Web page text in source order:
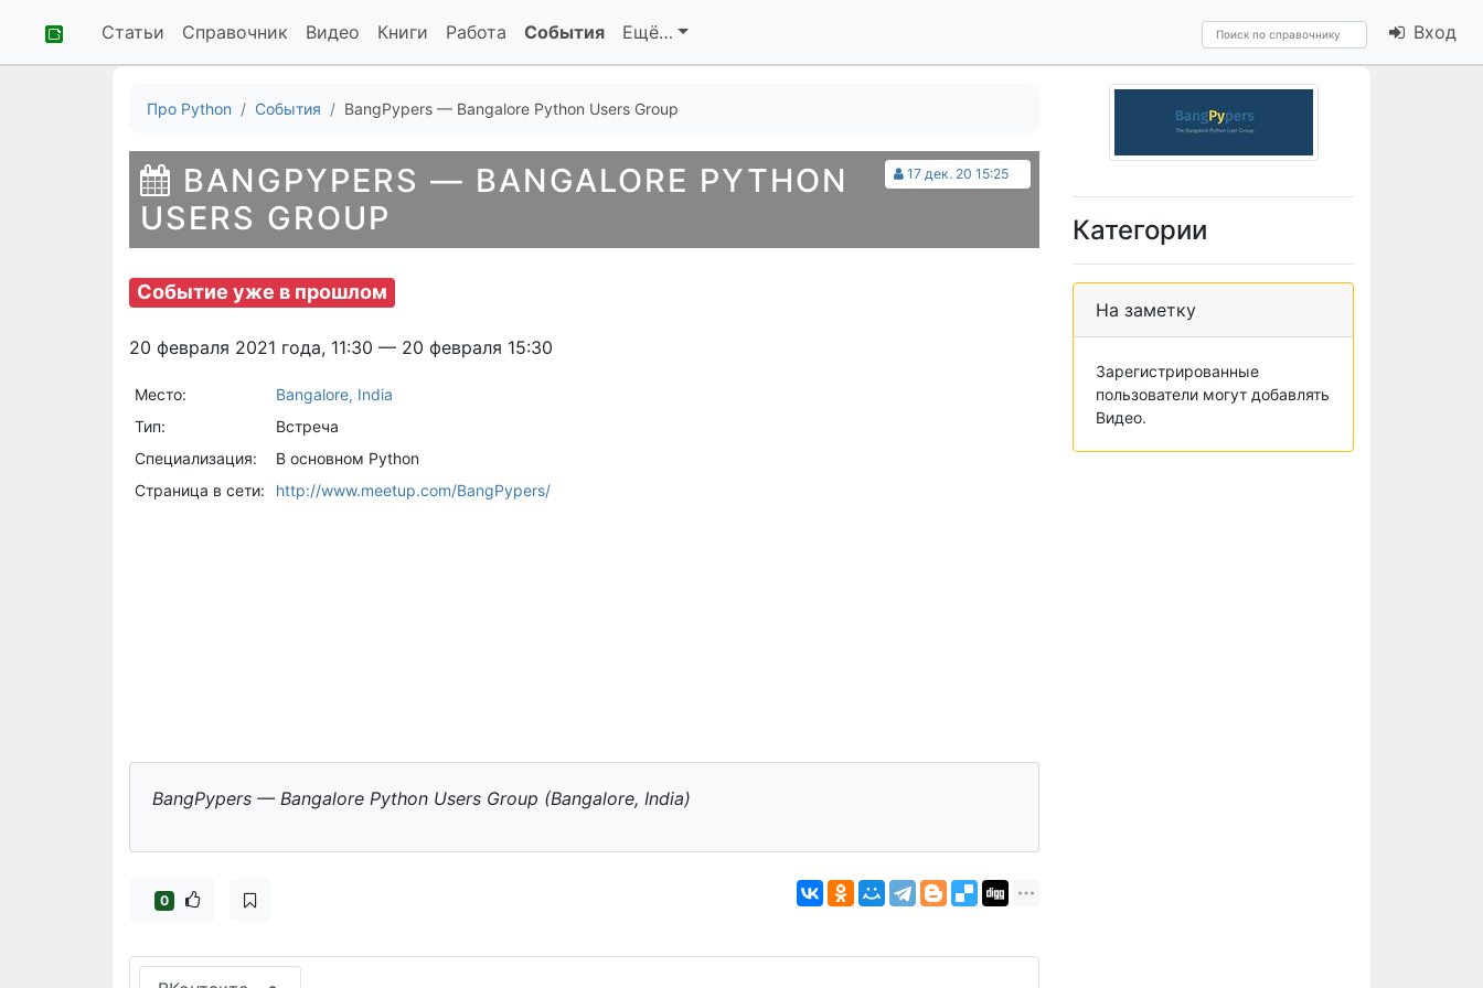
Статьи Справочник Видео Книги Работа События Ещё… Вход
Про Python События BangPypers — Bangalore Python Users Group
17 дек. 20 15:25
BANGPYPERS — BANGALORE PYTHON
USERS GROUP
Событие уже в прошлом
20 февраля 2021 года, 11:30 — 20 февраля 15:30
Место:
Bangalore, India
Тип:
Встреча
Специализация:
В основном Python
Страница в сети:
http://www.meetup.com/BangPypers/
BangPypers — Bangalore Python Users Group (Bangalore, India)
0
Категории
На заметку
Зарегистрированные
пользователи могут добавлять
Видео.